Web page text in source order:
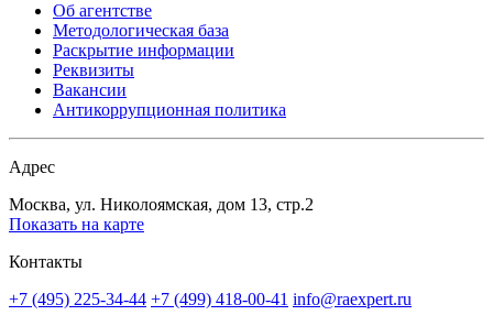
Об агентстве
Методологическая база
Раскрытие информации
Реквизиты
Вакансии
Антикоррупционная политика
Адрес
Москва, ул. Николоямская, дом 13, стр.2
Показать на карте
Контакты
+7 (495) 225-34-44 +7 (499) 418-00-41 info@raexpert.ru